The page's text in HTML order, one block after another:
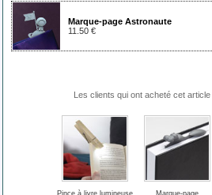
Marque-page Astronaute
11.50 €
Les clients qui ont acheté cet
Pince à livre lumineuse
Marque-page